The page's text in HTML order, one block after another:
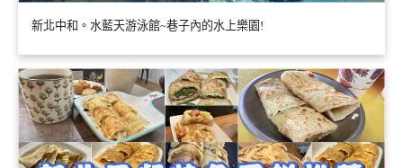
新北中和。水藍天游泳館~巷子內的水上樂園!